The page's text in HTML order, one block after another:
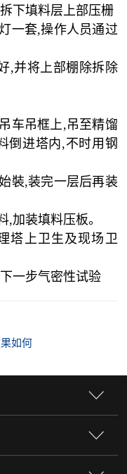
下填料层上部压栅
一套,操作人员通过
,并将上部棚除拆除
车吊框上,吊至精馏
倒进塔内,不时用钢
裝,装完一层后再装
,加装填料压板。
塔上卫生及现场卫
一步气密性试验
如何